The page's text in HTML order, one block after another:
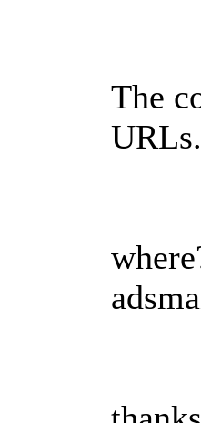
The
URLs.